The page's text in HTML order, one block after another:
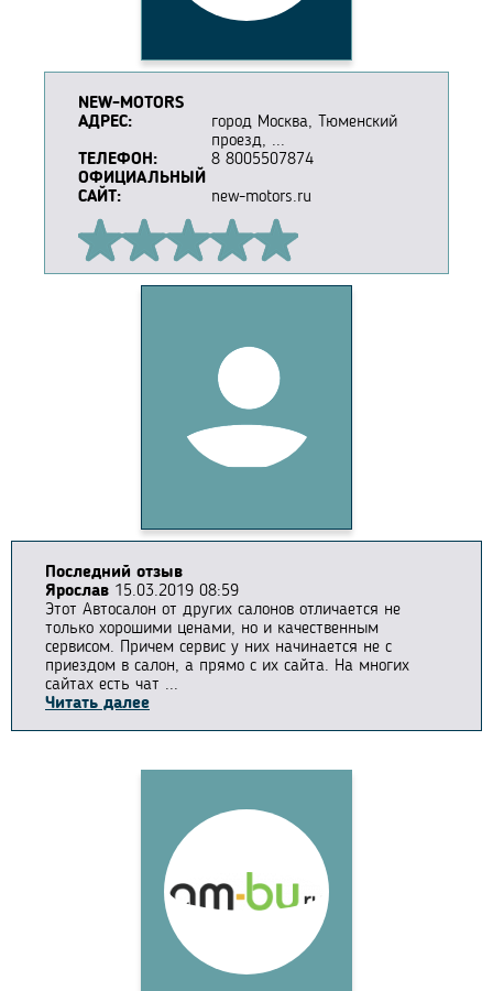
NEW-MOTORS
АДРЕС:
город Москва, Тюменский
проезд, ...
ТЕЛЕФОН:
8 8005507874
ОФИЦИАЛЬНЫЙ
САЙТ:
new-motors.ru
Последний отзыв
Ярослав 15.03.2019 08:59
Этот Автосалон от других салонов отличается не
только хорошими ценами, но и качественным
сервисом. Причем сервис у них начинается не с
приездом в салон, а прямо с их сайта. На многих
сайтах есть чат ...
Читать далее